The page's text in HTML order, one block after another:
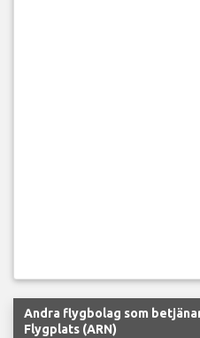
Andra flygbolag som
Flygplats (ARN)